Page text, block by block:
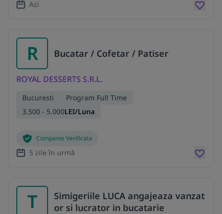
Azi
R Bucatar / Cofetar / Patiser
ROYAL DESSERTS S.R.L.
Bucuresti
Program Full Time
3.500 - 5.000LEI/Luna
Companie Verificata
5 zile în urmă
T
Simigeriile LUCA angajeaza vanzat
or si lucrator in bucatarie